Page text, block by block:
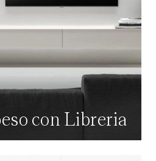
con Libreria